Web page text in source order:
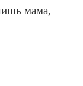
мама,